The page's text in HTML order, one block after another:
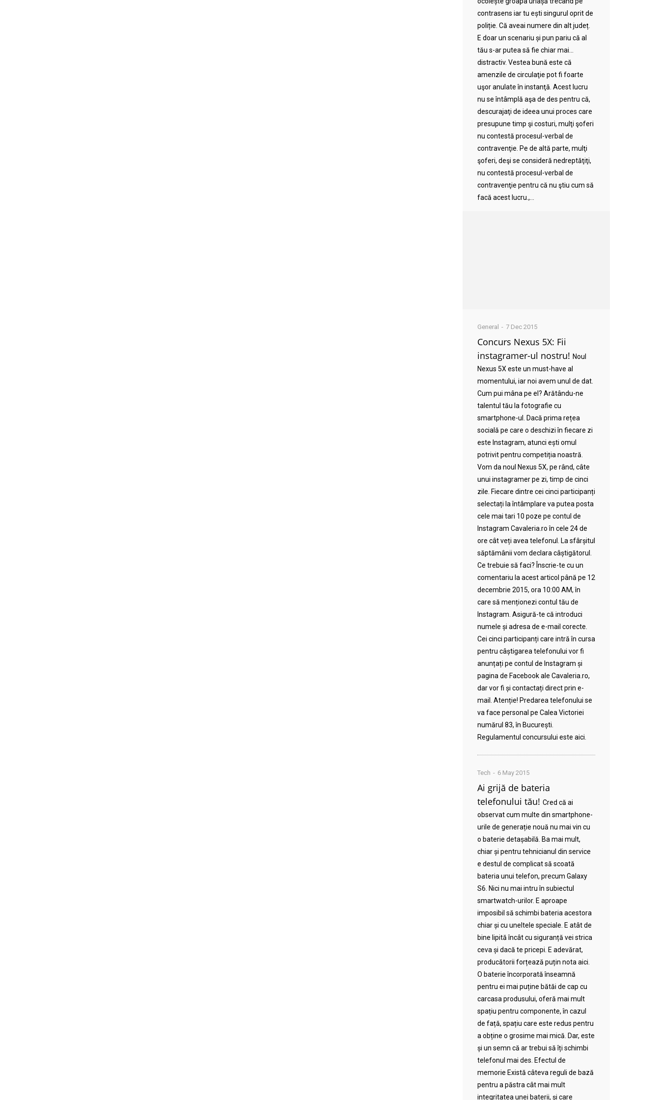
contrasens iar tu ești singurul oprit de
poliție. Că aveai numere din alt județ.
E doar un scenariu și pun pariu că al
tău s-ar putea să fie chiar mai…
distractiv. Vestea bună este că
amenzile de circulaţie pot fi foarte
uşor anulate în instanţă. Acest lucru
nu se întâmplă aşa de des pentru că,
descurajaţi de ideea unui proces care
presupune timp şi costuri, mulţi şoferi
nu contestă procesul-verbal de
contravenţie. Pe de altă parte, mulţi
şoferi, deşi se consideră nedreptăţiţi,
nu contestă procesul-verbal de
contravenţie pentru că nu ştiu cum să
facă acest lucru.,...
General 7 Dec 2015
Concurs Nexus 5X: Fii
instagramer-ul nostru! Noul
Nexus 5X este un must-have al
momentului, iar noi avem unul de dat.
Cum pui mâna pe el? Arătându-ne
talentul tău la fotografie cu
smartphone-ul. Dacă prima rețea
socială pe care o deschizi în fiecare zi
este Instagram, atunci ești omul
potrivit pentru competiția noastră.
Vom da noul Nexus 5X, pe rând, câte
unui instagramer pe zi, timp de cinci
zile. Fiecare dintre cei cinci participanți
selectați la întâmplare va putea posta
cele mai tari 10 poze pe contul de
Instagram Cavaleria.ro în cele 24 de
ore cât veți avea telefonul. La sfârșitul
săptămânii vom declara câștigătorul.
Ce trebuie să faci? Înscrie-te cu un
comentariu la acest articol până pe 12
decembrie 2015, ora 10:00 AM, în
care să menționezi contul tău de
Instagram. Asigură-te că introduci
numele și adresa de e-mail corecte.
Cei cinci participanți care intră în cursa
pentru câștigarea telefonului vor fi
anunțați pe contul de Instagram și
pagina de Facebook ale Cavaleria.ro,
dar vor fi și contactați direct prin e-
mail. Atenție! Predarea telefonului se
va face personal pe Calea Victoriei
numărul 83, în București.
Regulamentul concursului este aici.
Tech 6 May 2015
Ai grijă de bateria
telefonului tău! Cred că ai
observat cum multe din smartphone-
urile de generație nouă nu mai vin cu
o baterie detașabilă. Ba mai mult,
chiar și pentru tehnicianul din service
e destul de complicat să scoată
bateria unui telefon, precum Galaxy
S6. Nici nu mai intru în subiectul
smartwatch-urilor. E aproape
imposibil să schimbi bateria acestora
chiar și cu uneltele speciale. E atât de
bine lipită încât cu siguranță vei strica
ceva și dacă te pricepi. E adevărat,
producătorii forțează puțin nota aici.
O baterie încorporată înseamnă
pentru ei mai puține bătăi de cap cu
carcasa produsului, oferă mai mult
spațiu pentru componente, în cazul
de față, spațiu care este redus pentru
a obține o grosime mai mică. Dar, este
și un semn că ar trebui să îți schimbi
telefonul mai des. Efectul de
memorie Există câteva reguli de bază
pentru a păstra cât mai mult
integritatea unei baterii, și care